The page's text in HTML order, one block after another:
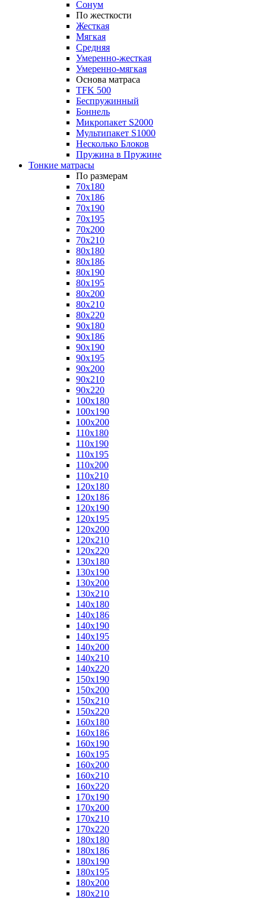
Сонум
По жесткости
Жесткая
Мягкая
Средняя
Умеренно-жесткая
Умеренно-мягкая
Основа матраса
TFK 500
Беспружинный
Боннель
Микропакет S2000
Мультипакет S1000
Несколько Блоков
Пружина в Пружине
Тонкие матрасы
По размерам
70x180
70x186
70x190
70x195
70x200
70x210
80x180
80x186
80x190
80x195
80x200
80x210
80x220
90x180
90x186
90x190
90x195
90x200
90x210
90x220
100x180
100x190
100x200
110x180
110x190
110x195
110x200
110x210
120x180
120x186
120x190
120x195
120x200
120x210
120x220
130x180
130x190
130x200
130x210
140x180
140x186
140x190
140x195
140x200
140x210
140x220
150x190
150x200
150x210
150x220
160x180
160x186
160x190
160x195
160x200
160x210
160x220
170x190
170x200
170x210
170x220
180x180
180x186
180x190
180x195
180x200
180x210